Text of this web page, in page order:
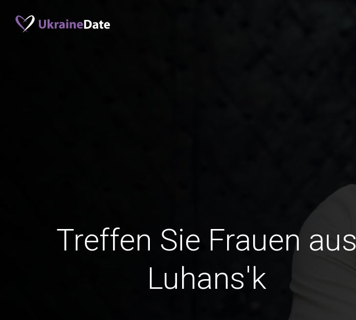
Treffen Sie Frauen aus
Luhans'k